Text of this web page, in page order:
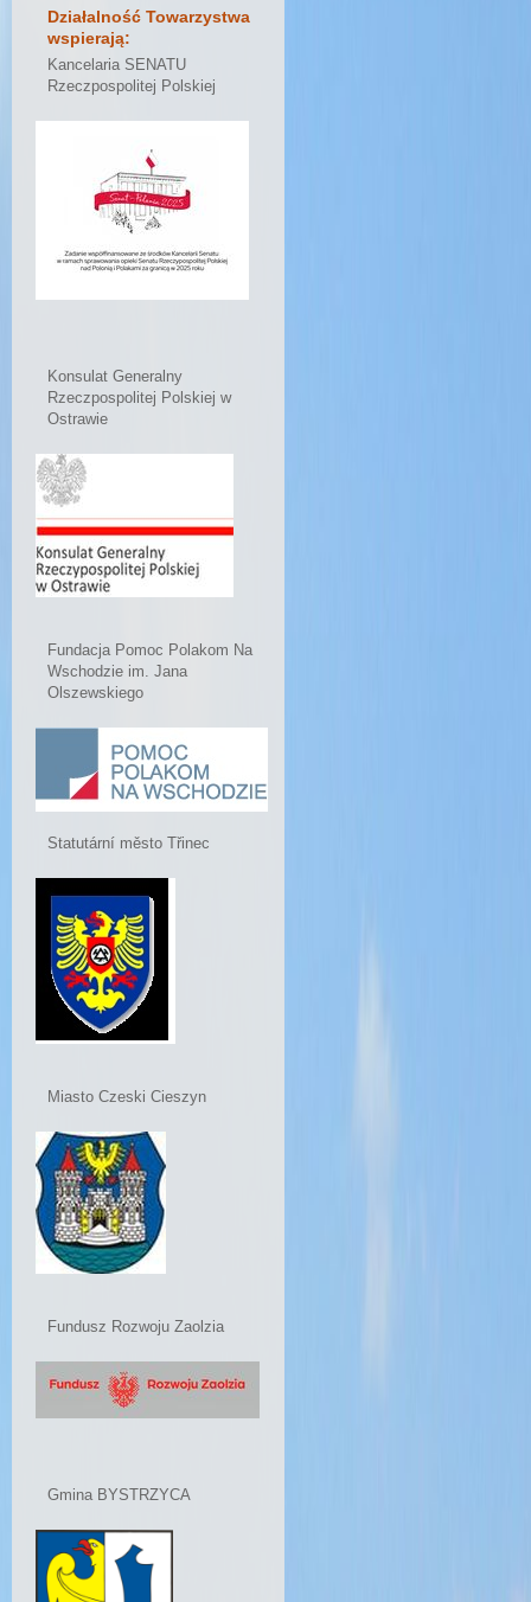
Działalność Towarzystwa
wspierają:
Kancelaria SENATU
Rzeczpospolitej Polskiej
Konsulat Generalny
Rzeczpospolitej Polskiej w
Ostrawie
Fundacja Pomoc Polakom Na
Wschodzie im. Jana
Olszewskiego
Statutární město Třinec
Miasto Czeski Cieszyn
Fundusz Rozwoju Zaolzia
Gmina BYSTRZYCA